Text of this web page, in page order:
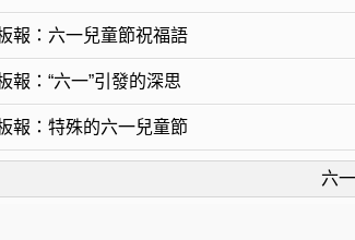
報：六一兒童節祝福語
報：“六一”引發的深思
報：特殊的六一兒童節
六